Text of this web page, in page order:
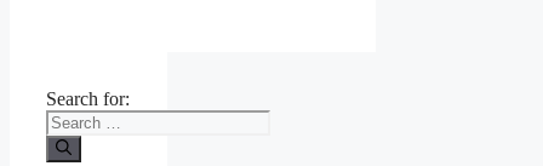
Search for: